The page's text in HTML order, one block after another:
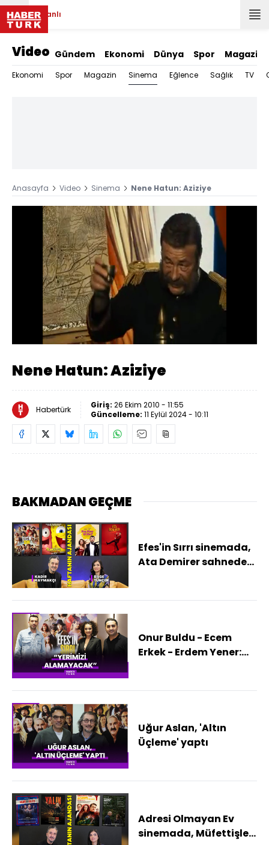
Canlı
Video Gündem Ekonomi Dünya Spor Magazin
Ekonomi Spor Magazin Sinema Eğlence Sağlık TV
Anasayfa Video Sinema Nene Hatun: Aziziye
Sesi
Aç
Yüklendi
64.79%
Hızı
Nene Hatun: Aziziye
Habertürk Giriş: 26 Ekim 2010 - 11:55
Güncelleme: 11 Eylül 2024 - 10:11
BAKMADAN GEÇME
Efes'in Sırrı sinemada,
Ata Demirer sahnede!
Onur Buldu - Ecem
Erkek - Erdem Yener:
Uğur Aslan, 'Altın
Üçleme' yaptı
Adresi Olmayan Ev
sinemada, Müfettişler